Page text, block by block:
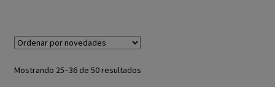
Mostrando 25–36 de 50 resultados